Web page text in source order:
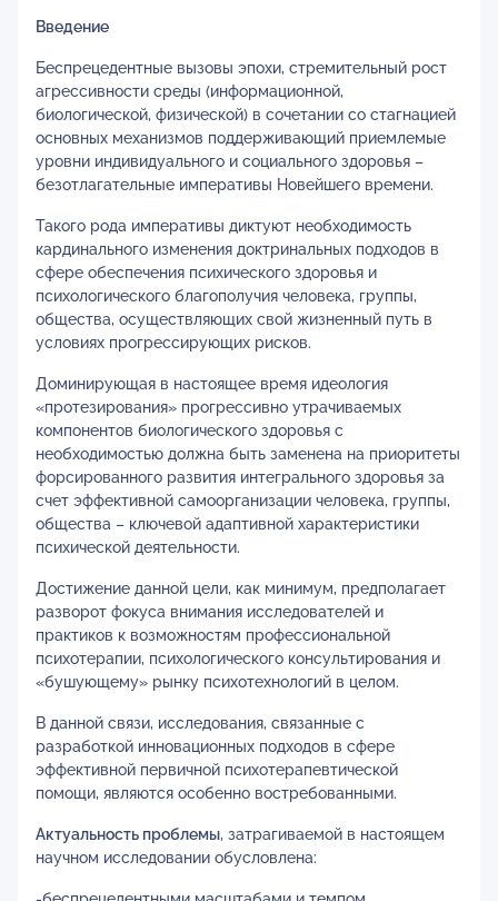
Введение
Беспрецедентные вызовы эпохи, стремительный рост
агрессивности среды (информационной,
биологической, физической) в сочетании со стагнацией
основных механизмов поддерживающий приемлемые
уровни индивидуального и социального здоровья –
безотлагательные императивы Новейшего времени.
Такого рода императивы диктуют необходимость
кардинального изменения доктринальных подходов в
сфере обеспечения психического здоровья и
психологического благополучия человека, группы,
общества, осуществляющих свой жизненный путь в
условиях прогрессирующих рисков.
Доминирующая в настоящее время идеология
«протезирования» прогрессивно утрачиваемых
компонентов биологического здоровья с
необходимостью должна быть заменена на приоритеты
форсированного развития интегрального здоровья за
счет эффективной самоорганизации человека, группы,
общества – ключевой адаптивной характеристики
психической деятельности.
Достижение данной цели, как минимум, предполагает
разворот фокуса внимания исследователей и
практиков к возможностям профессиональной
психотерапии, психологического консультирования и
«бушующему» рынку психотехнологий в целом.
В данной связи, исследования, связанные с
разработкой инновационных подходов в сфере
эффективной первичной психотерапевтической
помощи, являются особенно востребованными.
Актуальность проблемы, затрагиваемой в настоящем
научном исследовании обусловлена: